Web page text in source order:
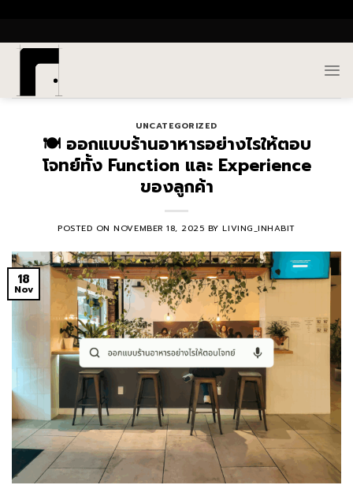
content
UNCATEGORIZED
🍽️ ออกแบบร้านอาหารอย่างไรให้ตอบ
โจทย์ทั้ง Function และ Experience
ของลูกค้า
POSTED ONNOVEMBER 18, 2025 BYLIVING_INHABIT
18
Nov